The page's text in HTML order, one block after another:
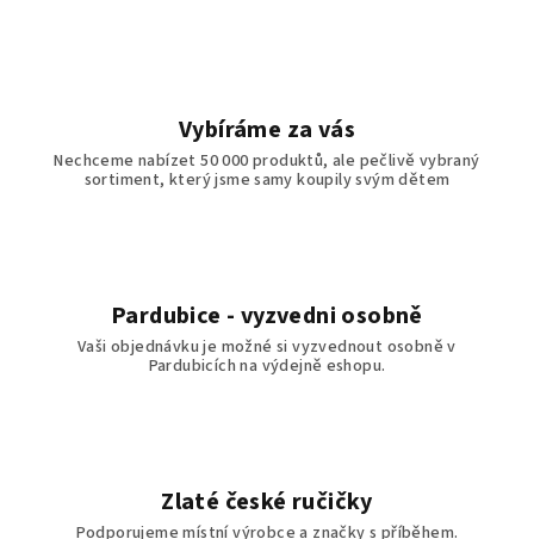
Vybíráme za vás
Nechceme nabízet 50 000 produktů, ale pečlivě vybraný
sortiment, který jsme samy koupily svým dětem
Pardubice - vyzvedni osobně
Vaši objednávku je možné si vyzvednout osobně v
Pardubicích na výdejně eshopu.
Zlaté české ručičky
Podporujeme místní výrobce a značky s příběhem.